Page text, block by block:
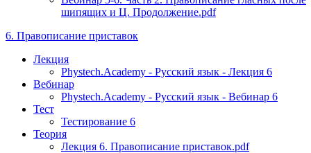
шипящих и Ц. Продолжение.pdf
6. Правописание приставок
Лекция
Phystech.Academy - Русский язык - Лекция 6
Вебинар
Phystech.Academy - Русский язык - Вебинар 6
Тест
Тестирование 6
Теория
Лекция 6. Правописание приставок.pdf